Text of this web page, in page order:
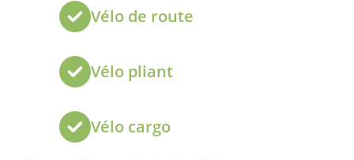
Vélo de route
Vélo pliant
Vélo cargo